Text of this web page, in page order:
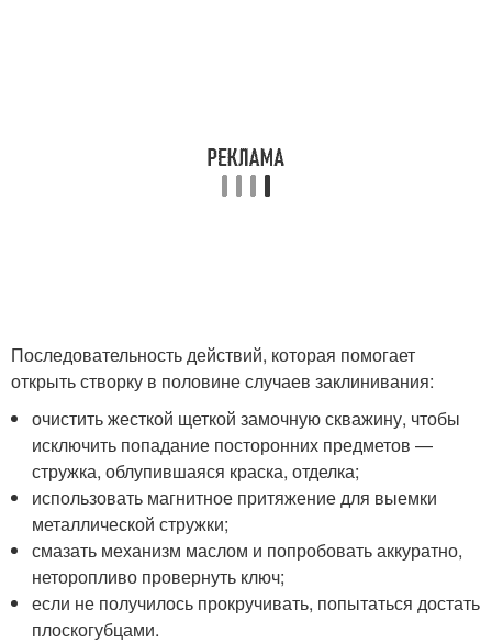
Последовательность действий, которая помогает
открыть створку в половине случаев заклинивания:
очистить жесткой щеткой замочную скважину, чтобы
исключить попадание посторонних предметов —
стружка, облупившаяся краска, отделка;
использовать магнитное притяжение для выемки
металлической стружки;
смазать механизм маслом и попробовать аккуратно,
неторопливо провернуть ключ;
если не получилось прокручивать, попытаться достать
плоскогубцами.